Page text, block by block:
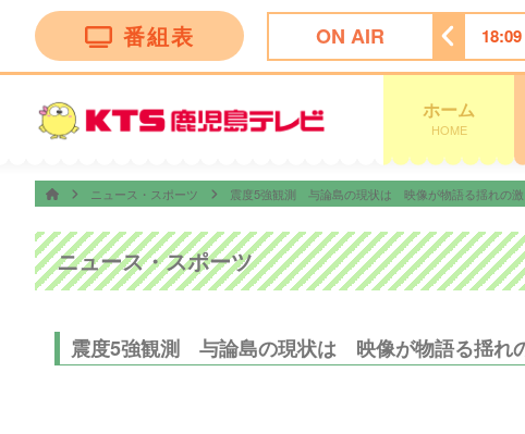
番組表 ON AIR
クション 15:45 Ｌｉｖｅ Ｎｅｗｓ イット！第１部 18:09
ホーム
HOME
ニュース・スポーツ 震度5強観測 与論島の現状は 映像が物語る揺れの
ニュース・スポーツ
震度5強観測 与論島の現状は 映像が物語る揺れ